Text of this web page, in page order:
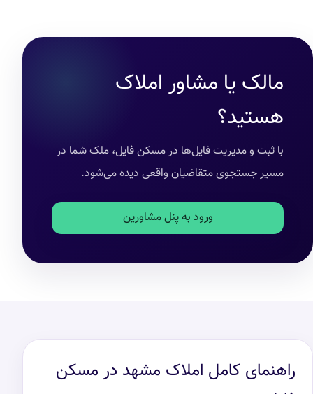
مالک یا مشاور املاک
هستید؟
با ثبت و مدیریت فایل‌ها در مسکن فایل، ملک شما در
مسیر جستجوی متقاضیان واقعی دیده می‌شود.
ورود به پنل مشاورین
راهنمای کامل املاک مشهد در مسکن